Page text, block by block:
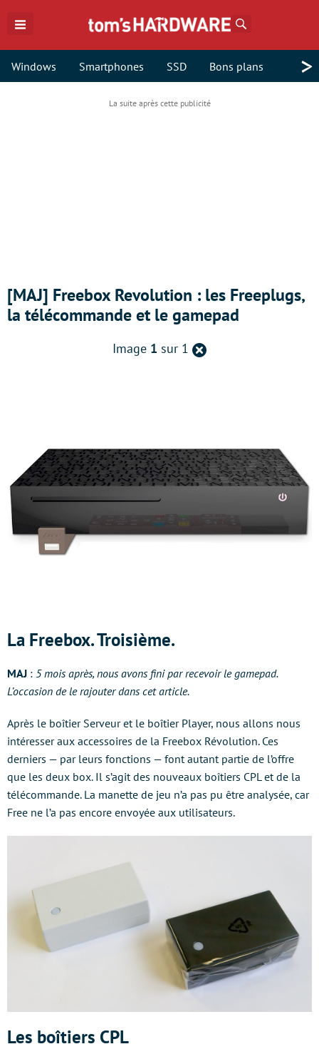
Windows Smartphones SSD Bons plans >
[MAJ] Freebox Revolution : les Freeplugs,
la télécommande et le gamepad
Image 1 sur 1 Retour
La Freebox. Troisième.
MAJ : 5 mois après, nous avons fini par recevoir le gamepad.
L’occasion de le rajouter dans cet article.
Après le boîtier Serveur et le boîtier Player, nous allons nous
intéresser aux accessoires de la Freebox Révolution. Ces
derniers — par leurs fonctions — font autant partie de l’offre
que les deux box. Il s’agit des nouveaux boîtiers CPL et de la
télécommande. La manette de jeu n’a pas pu être analysée, car
Free ne l’a pas encore envoyée aux utilisateurs.
Les boîtiers CPL